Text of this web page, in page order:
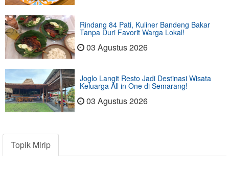
Rindang 84 Pati, Kuliner Bandeng Bakar
Tanpa Duri Favorit Warga Lokal!
03 Agustus 2026
Joglo Langit Resto Jadi Destinasi Wisata
Keluarga All in One di Semarang!
03 Agustus 2026
Topik Mirip